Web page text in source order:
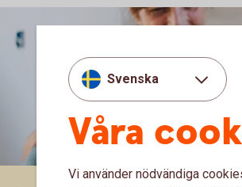
Svenska
Våra
Vi använder nödvändiga